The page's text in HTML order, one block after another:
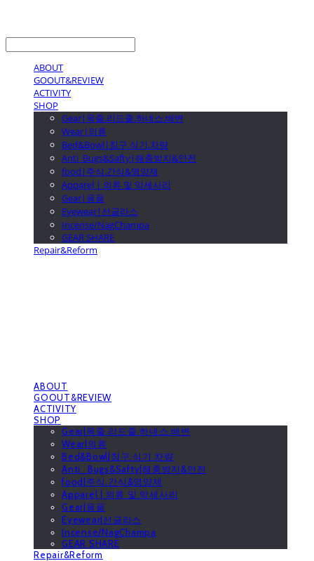
ABOUT
GOOUT&REVIEW
ACTIVITY
SHOP
Gear|목줄.리드줄.하네스.배변
Wear|의류
Bed&Bowl|침구.식기.차량
Anti_Bugs&Safty|해충방지&안전
food|주식.간식&영양제
Apparel | 의류 및 악세사리
Gear|용품
Eyewear|선글라스
Incense/NagChampa
GEAR SHARE
Repair&Reform
ABOUT
GOOUT&REVIEW
ACTIVITY
SHOP
Gear|목줄.리드줄.하네스.배변
Wear|의류
Bed&Bowl|침구.식기.차량
Anti_Bugs&Safty|해충방지&안전
food|주식.간식&영양제
Apparel | 의류 및 악세사리
Gear|용품
Eyewear|선글라스
Incense/NagChampa
GEAR SHARE
Repair&Reform